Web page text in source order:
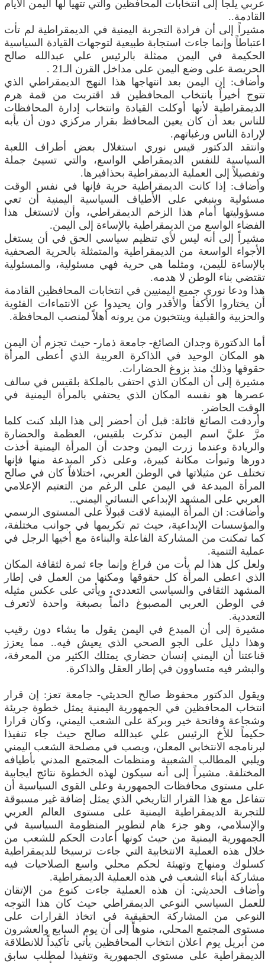
‬القادمة‮..‬
مشيراً إلى أن فرادة التجربة اليمنية في الديمقراطية لم تأت
اعتباطاً وإنما جاءت استجابة طبيعية لتوجهات القيادة السياسية
الحكيمة في اليمن ممثلة بالرئيس علي عبدالله صالح
الحريصة على وضع اليمن على مداخل القرن الـ21 .
وأضاف: إن اليمن بعد انتهاجها هذا النهج الديمقراطي الذي
تتوج أخيراً بانتخاب المحافظين قد اقتربت من قمة هرم
الديمقراطية لأنها أوكلت القيادة وانتخاب إدارة المحافظات
للناس بعد أن كان يعين المحافظ بقرار مركزي دون أن يأبه
لإرادة الناس ورغباتهم.
‬وتفصيلاً‮ ‬إلى‮ ‬العملية‮ ‬الديمقراطية‮ ‬بحذافيرها‮.‬
وأضاف: إذا كانت الديمقراطية حرية فإنها في نفس الوقت
مسئولية وينبغي على الأطياف السياسية اليمنية أن تعي
مسؤوليتها أمام هذا الزخم الديمقراطي، وأن لاتستغل هذا
الفضاء الواسع من الديمقراطية بالإساءة إلى اليمن.
‬تقتضي‮ ‬بناء‮ ‬الوطن‮ ‬لا‮ ‬هدمه‮.‬
‬والحزبية‮ ‬والقبلية‮ ‬وينتخبون‮ ‬من‮ ‬يرونه‮ ‬أهلاً‮ ‬لمنصب‮ ‬المحافظة‮.‬
أما الدكتورة وجدان الصائغ- جامعة ذمار- حيث تجزم أن اليمن
‬حقوقها‮ ‬وذلك‮ ‬منذ‮ ‬بزوغ‮ ‬الحضارات‮.‬
‬الوقت‮ ‬الحاضر‮.‬
وأردفت الصائغ قائلة: قبل أن أحضر إلى هذا البلد كنت كلما
مرَّ عليَّ اسم اليمن تذكرت بلقيس، العظمة والحضارة
والريادة وعندما زرت اليمن وجدت أن المرأة اليمنية أخذت
دورها وتبوأت مكانة كبيرة، وعلى ذكر المبدعة منها فإنها
‬العربي‮ ‬على‮ ‬المشهد‮ ‬الإبداعي‮ ‬النسائي‮ ‬اليمني‮..‬
‬عملية‮ ‬التنمية‮.‬
ولعل كل هذا لم يأت من فراغ وإنما جاء ثمرة لثقافة المكان
الذي اعطى المرأة كل حقوقها ومكنها من العمل في إطار
المشهد الثقافي والسياسي التعددي، ويأتي على عكس مثيله
في الوطن العربي المصبوغ دائماً بصبغة واحدة لاتعرف
التعددية.
مشيرة إلى أن المبدع في اليمن يقول ما يشاء دون رقيب
وهذا دليل على الجو الصحي الذي يعيش فيه.. مما يعزز
قناعتنا أن اليمني إنسان حضاري يمتلك الكثير من المعرفة،
والبشر فيه متساوون في إطار العقل والذاكرة.
ويقول الدكتور محفوظ صالح الحديثي- جامعة تعز: إن قرار
انتخاب المحافظين في الجمهورية اليمنية يمثل خطوة جريئة
وشجاعة وفاتحة خير وبركة على الشعب اليمني، وكان قرارا
حكيماً للأخ الرئيس علي عبدالله صالح حيث جاء تنفيذا
لبرنامجه الانتخابي المعلن، ويصب في مصلحة الشعب اليمني
ويلبي المطالب الشعبية ومنظمات المجتمع المدني بأطيافه
المختلفة. مشيراً إلى أنه سيكون لهذه الخطوة نتائج ايجابية
على مستوى محافظات الجمهورية وعلى القوى السياسية أن
تتفاعل مع هذا القرار التاريخي الذي يمثل إضافة غير مسبوقة
للتجربة الديمقراطية اليمنية على مستوى العالم العربي
والإسلامي، وهو جزء هام لتطوير المنظومة السياسية في
الجمهورية اليمنية من حيث كونها أعادت الحكم للشعب من
خلال هذه العملية الانتخابية التي جاءت ترسيخا للديمقراطية
كسلوك ومنهاج وتهيئة لحكم محلي واسع الصلاحيات فيه
مشاركة أبناء الشعب‮ ‬في‮ ‬هذه‮ ‬العملية‮ ‬الديمقراطية‮.‬
وأضاف الحديثي: أن هذه العملية جاءت كنوع من الإتقان
للعمل السياسي النوعي الديمقراطي حيث كان هذا التوجه
النوعي من المشاركة الحقيقية في اتخاذ القرارات على
مستوى المجتمع المحلي، منوهاً إلى أن يوم السابع والعشرون
من أبريل يوم اعلان انتخاب المحافظين يأتي تأكيداً للانطلاقة
الديمقراطية على مستوى الجمهورية وتنفيذا لمطلب سابق